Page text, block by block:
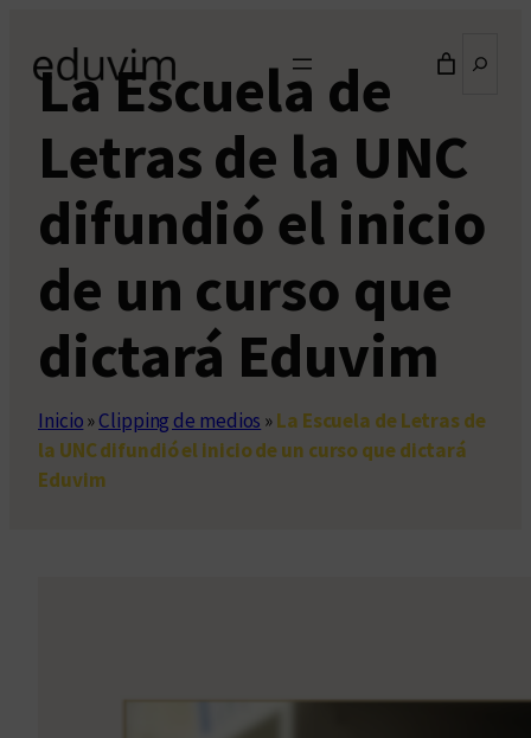
contenido
La Escuela de
Letras de la UNC
difundió el inicio
de un curso que
dictará Eduvim
Inicio»Clipping de medios »La Escuela de Letras de
la UNC difundió el inicio de un curso que dictará
Eduvim